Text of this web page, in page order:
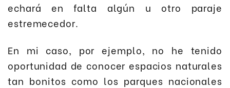
echará en falta algún u otro paraje
estremecedor.
En mi caso, por ejemplo, no he tenido
oportunidad de conocer espacios naturales
tan bonitos como los parques nacionales